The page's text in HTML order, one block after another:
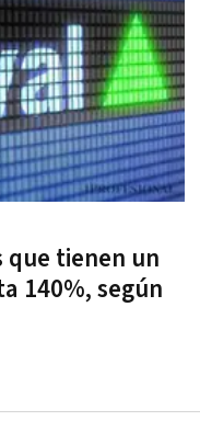
que tienen un
140%, según